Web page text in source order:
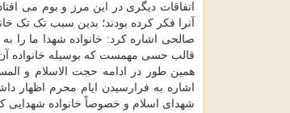
اتفاقات دیگری در این مرز و بوم می
آنرا فکر کرده بودند؛ بدین سبب تک تک
صالحی اشاره کرد: خانواده شهدا ما را
قالب حسی مهمست که بوسیله خانواده
همین طور در ادامه حجت الاسلام و
اشاره به فرارسیدن ایام محرم اظهار
شهدای اسلام و خصوصاً خانواده شهدایی